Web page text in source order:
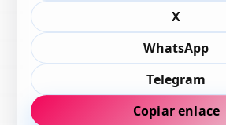
X
WhatsApp
Telegram
Copiar enlace